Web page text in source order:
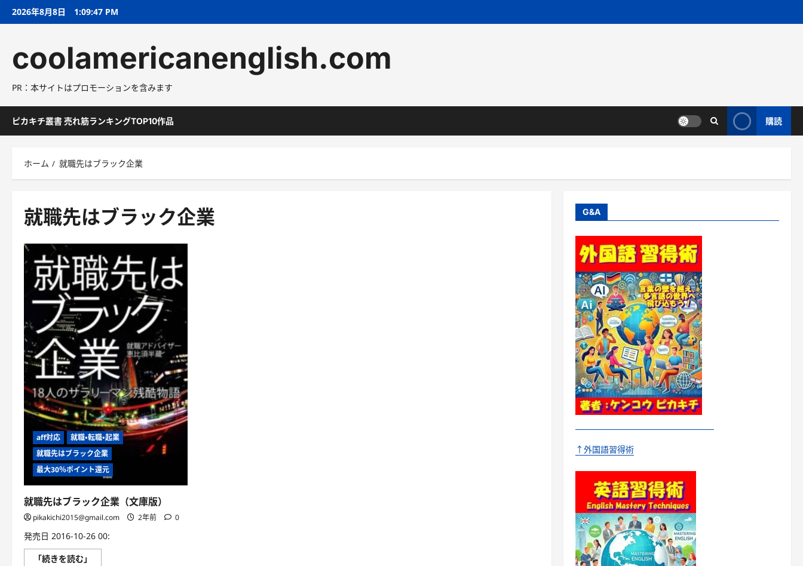
2026年8月8日 1:09:48 PM
coolamericanenglish.com
PR：本サイトはプロモーションを含みます
ピカキチ叢書 売れ筋ランキングTOP10作品 購読
ホーム 就職先はブラック企業
就職先はブラック企業
aff対応
就職・転職・起業
就職先はブラック企業
最大30％ポイント還元
就職先はブラック企業（文庫版）
pikakichi2015@gmail.com 2年前 0
発売日 2016-10-26 00:
「続きを読む」
G&A
↑外国語習得術